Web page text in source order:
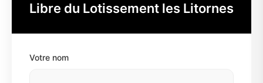
Libre du Lotissement les Litornes
Votre nom